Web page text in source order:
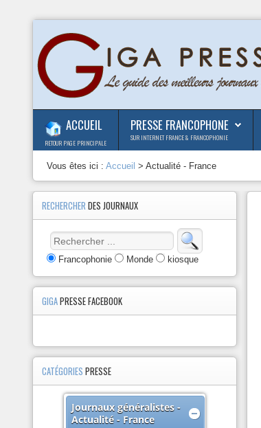
ACCUEIL
RETOUR PAGE PRINCIPALE
PRESSE FRANCOPHONE
SUR INTERNET FRANCE & FRANCOPHONIE
Vous êtes ici :Accueil > Actualité - France
RECHERCHERDES JOURNAUX
Francophonie Monde kiosque
GIGAPRESSE FACEBOOK
CATÉGORIESPRESSE
Journaux généralistes -
Actualité - France